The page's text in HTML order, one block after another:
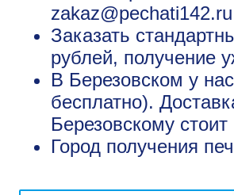
Заказать
рублей, получение
В Березовском у
бесплатно).
Березовскому
Город получения